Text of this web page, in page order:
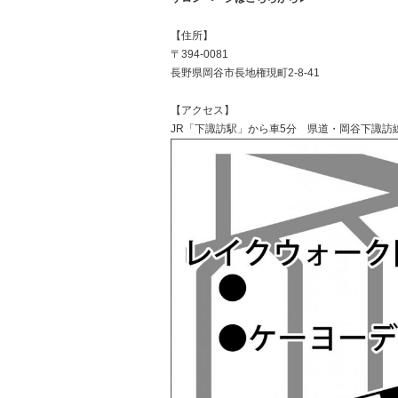
【住所】
〒394-0081
長野県岡谷市長地権現町2-8-41
【アクセス】
JR「下諏訪駅」から車5分 県道・岡谷下諏訪